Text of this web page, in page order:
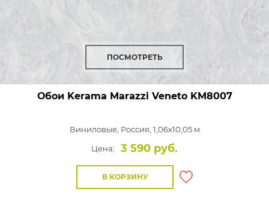
ПОСМОТРЕТЬ
Обои Kerama Marazzi VenetoKM8007
Виниловые, Россия, 1,06x10,05 м
Цена:
3 590 руб.
В КОРЗИНУ